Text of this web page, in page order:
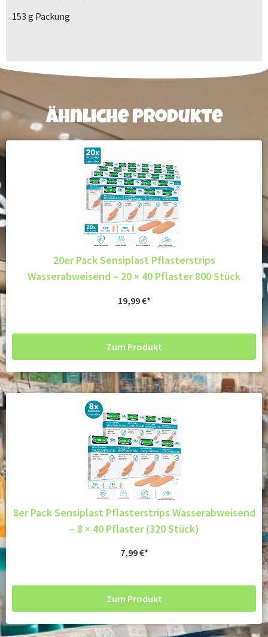
153 g Packung
Ähnliche Produkte
20er Pack Sensiplast Pflasterstrips
Wasserabweisend – 20 × 40 Pflaster 800 Stück
19,99€
Zum Produkt
8er Pack Sensiplast Pflasterstrips Wasserabweisend
– 8 × 40 Pflaster (320 Stück)
7,99€
Zum Produkt